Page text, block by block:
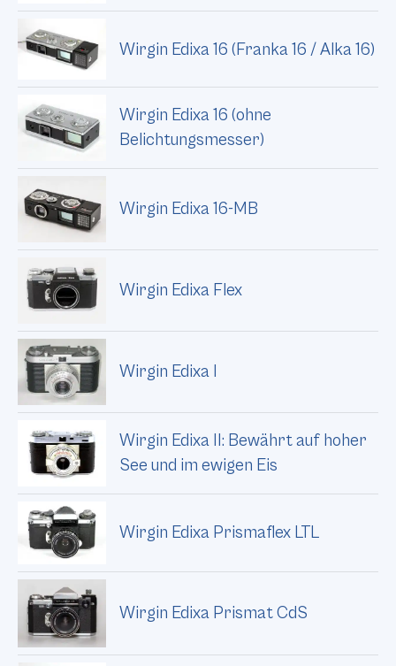
Wirgin Edixa 16 (Franka 16 / Alka 16)
Wirgin Edixa 16 (ohne
Belichtungsmesser)
Wirgin Edixa 16-MB
Wirgin Edixa Flex
Wirgin Edixa I
Wirgin Edixa II: Bewährt auf hoher
See und im ewigen Eis
Wirgin Edixa Prismaflex LTL
Wirgin Edixa Prismat CdS